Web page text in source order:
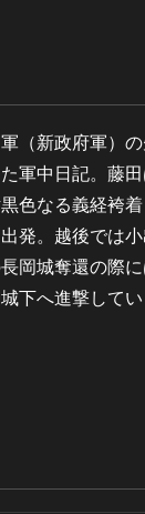
（新政府軍）
軍中日記。藤
色なる義経袴
発。越後では
岡城奪還の際
下へ進撃して